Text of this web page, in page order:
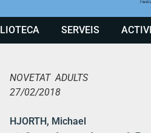
SERVEIS
NOVETAT ADULTS
27/02/2018
HJORTH, Michael